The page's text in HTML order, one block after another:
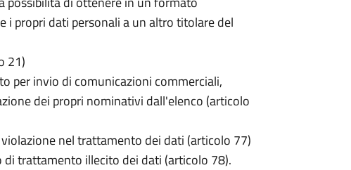
i propri dati personali a un altro titolare del
21)
per invio di comunicazioni commerciali,
dei propri nominativi dall'elenco (articolo
nel trattamento dei dati (articolo 77)
trattamento illecito dei dati (articolo 78).